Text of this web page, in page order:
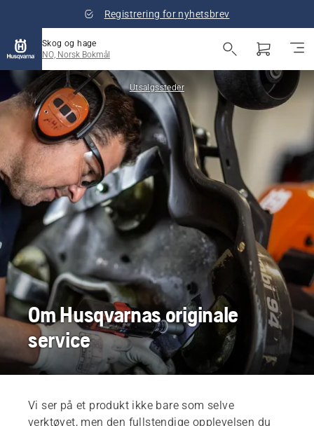
Registrering for nyhetsbrev
Skog og hage
NO, Norsk Bokmål
Utsalgssteder
Om Husqvarnas originale
service
Vi ser på et produkt ikke bare som selve
verktøyet, men den fullstendige opplevelsen du